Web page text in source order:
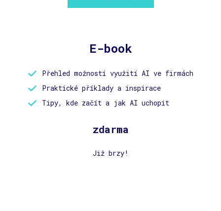
E-book
Přehled možností využití AI ve firmách
Praktické příklady a inspirace
Tipy, kde začít a jak AI uchopit
zdarma
Již brzy!